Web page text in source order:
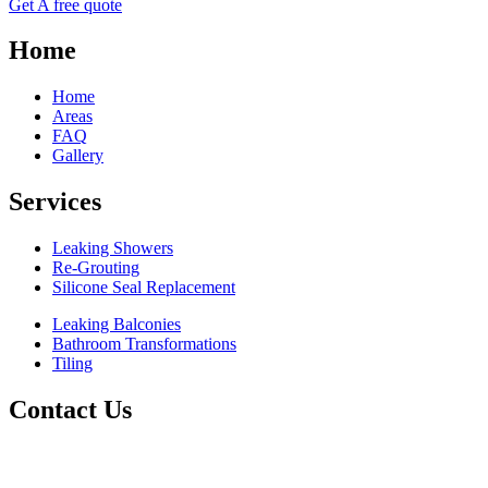
Get A free quote
Home
Home
Areas
FAQ
Gallery
Services
Leaking Showers
Re-Grouting
Silicone Seal Replacement
Leaking Balconies
Bathroom Transformations
Tiling
Contact Us